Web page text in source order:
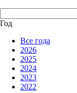
Год
Все года
2026
2025
2024
2023
2022